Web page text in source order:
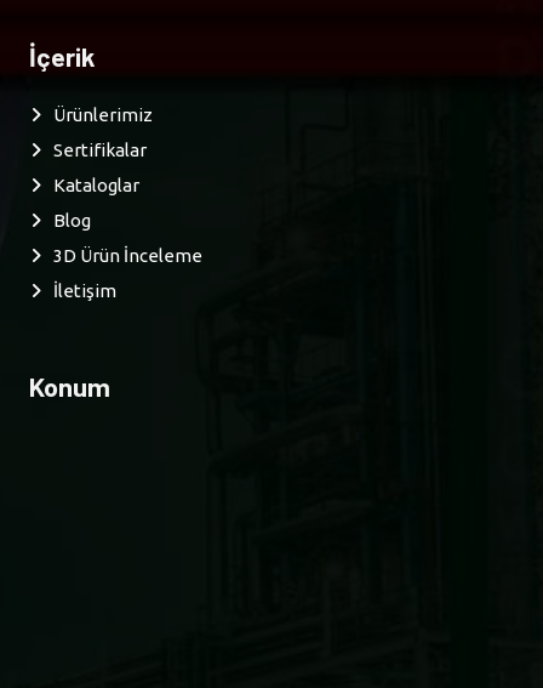
İçerik
Ürünlerimiz
Sertifikalar
Kataloglar
Blog
3D Ürün İnceleme
İletişim
Konum